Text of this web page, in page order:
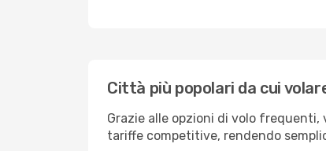
Città più popolari da cui
Grazie alle opzioni di volo
tariffe competitive, rendendo